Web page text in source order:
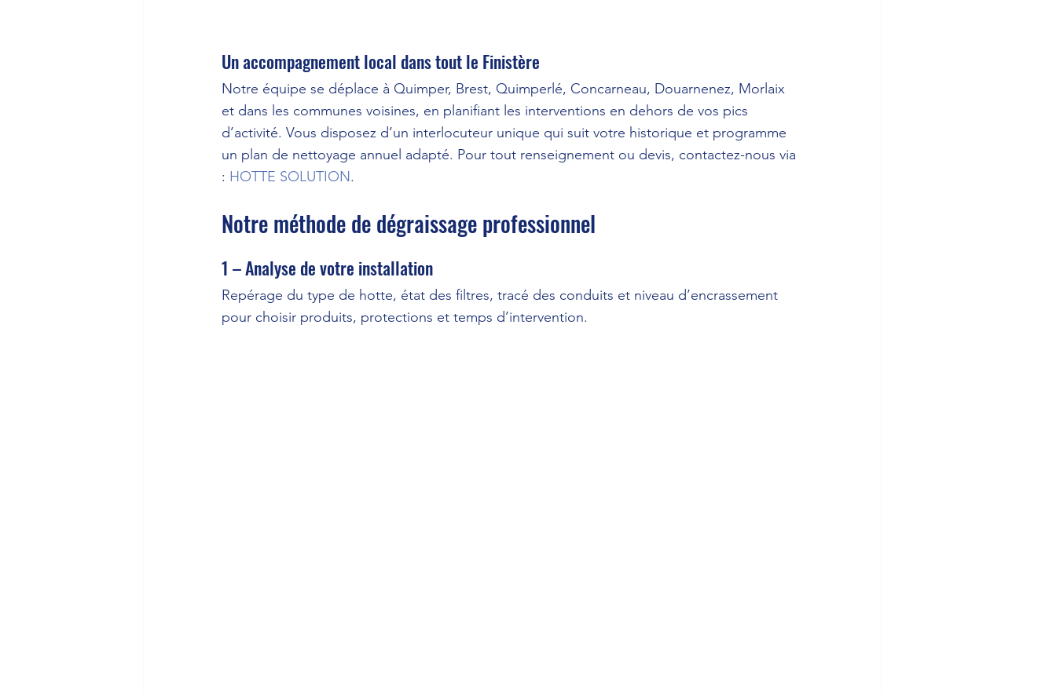
Un accompagnement local dans tout le Finistère
Notre équipe se déplace à Quimper, Brest, Quimperlé, Concarneau, Douarnenez, Morlaix
et dans les communes voisines, en planifiant les interventions en dehors de vos pics
d’activité. Vous disposez d’un interlocuteur unique qui suit votre historique et programme
un plan de nettoyage annuel adapté. Pour tout renseignement ou devis, contactez-nous via
: HOTTE SOLUTION.
Notre méthode de dégraissage professionnel
1 – Analyse de votre installation
Repérage du type de hotte, état des filtres, tracé des conduits et niveau d’encrassement
pour choisir produits, protections et temps d’intervention.